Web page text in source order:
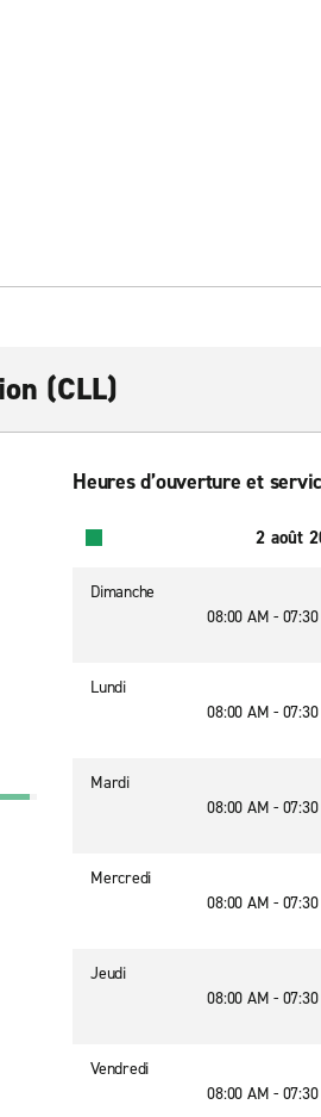
(CLL)
Heures d’ouverture et
2 août
Dimanche
08:00 AM -
Lundi
08:00 AM -
Mardi
08:00 AM -
Mercredi
08:00 AM -
Jeudi
08:00 AM -
Vendredi
08:00 AM -